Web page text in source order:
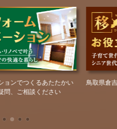
たかい
い
鳥取県倉吉市に移住したい